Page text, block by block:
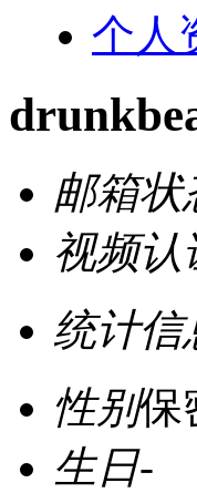
个人
邮箱状
视频认
统计信
性别保
生日-